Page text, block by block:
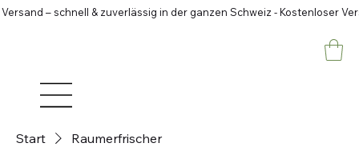
– schnell & zuverlässig in der ganzen Schweiz - Kostenloser
Start Raumerfrischer